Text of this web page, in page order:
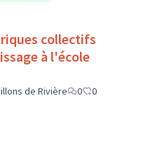
à l'école
de Rivière 0
0